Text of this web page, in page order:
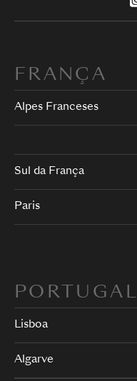
FRANÇA
Alpes Franceses
Sul da França
Paris
PORTUGAL
Lisboa
Algarve